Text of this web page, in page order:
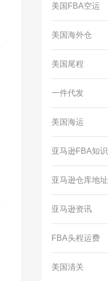
美国FBA空运
美国海外仓
美国尾程
一件代发
美国海运
亚马逊FBA知识
亚马逊仓库地址
亚马逊资讯
FBA头程运费
美国清关